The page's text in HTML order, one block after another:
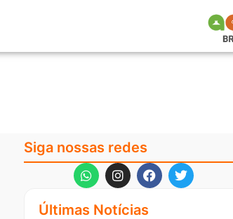
Siga nossas redes
Últimas Notícias